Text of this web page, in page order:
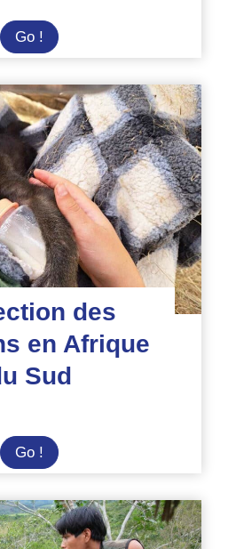
Go ! Protégez
les
dans
un
sanctuaire
en
Zambie
des
en Afrique
Sud
Go ! Protection
des
babouins
en
Afrique